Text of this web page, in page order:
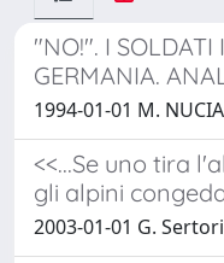
"NO!". I SOLDATI
GERMANIA.
1994-01-01 M.
<<...Se uno tira
gli alpini
2003-01-01 G.